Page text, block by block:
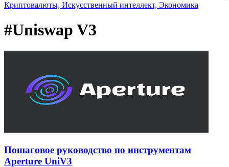
Криптовалюты, Искусственный интеллект, Экономика
#Uniswap V3
Пошаговое руководство по инструментам
Aperture UniV3